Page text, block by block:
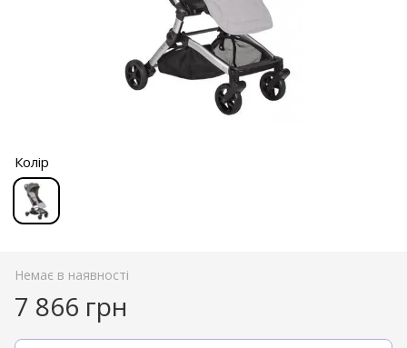
Колір
Немає в наявності
7 866 грн